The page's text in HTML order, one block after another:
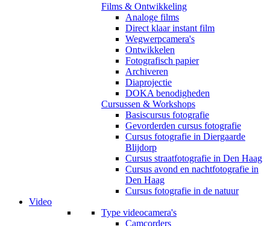
Films & Ontwikkeling
Analoge films
Direct klaar instant film
Wegwerpcamera's
Ontwikkelen
Fotografisch papier
Archiveren
Diaprojectie
DOKA benodigheden
Cursussen & Workshops
Basiscursus fotografie
Gevorderden cursus fotografie
Cursus fotografie in Diergaarde
Blijdorp
Cursus straatfotografie in Den Haag
Cursus avond en nachtfotografie in
Den Haag
Cursus fotografie in de natuur
Video
Type videocamera's
Camcorders